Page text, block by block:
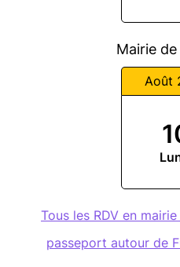
Mairie
Août
Tous les RDV en
passeport autour de